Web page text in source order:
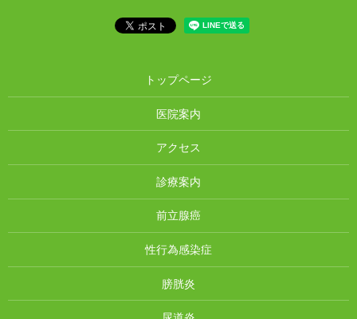
トップページ
医院案内
アクセス
診療案内
前立腺癌
性行為感染症
膀胱炎